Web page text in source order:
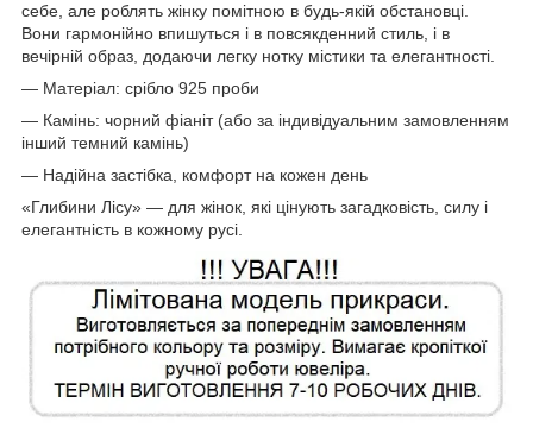
себе, але роблять жінку помітною в будь-якій обстановці.
Вони гармонійно впишуться і в повсякденний стиль, і в
вечірній образ, додаючи легку нотку містики та елегантності.
— Матеріал: срібло 925 проби
— Камінь: чорний фіаніт (або за індивідуальним замовленням
інший темний камінь)
— Надійна застібка, комфорт на кожен день
«Глибини Лісу» — для жінок, які цінують загадковість, силу і
елегантність в кожному русі.